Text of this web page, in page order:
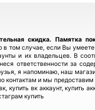
скидка. Памятка
том случае, если Вы
и их владельцев. В
ответственности за
я напоминаю, наш
и мы
купить вк аккаунт, купить
купить